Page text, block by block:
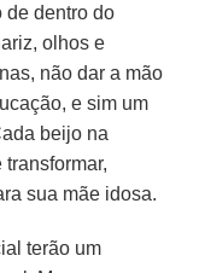
de dentro do
olhos e
não dar a mão
e sim um
beijo na
sua mãe idosa.
terão um